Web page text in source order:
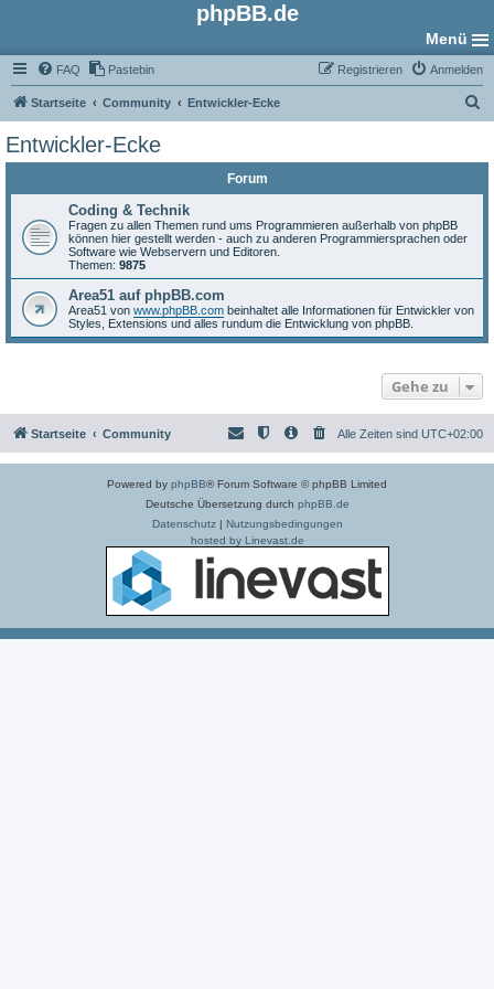
phpBB.de
Menü
FAQ Pastebin Anmelden
Registrieren
Startseite Community Entwickler-Ecke
Entwickler-Ecke
Forum
Coding & Technik
Fragen zu allen Themen rund ums Programmieren außerhalb von phpBB
können hier gestellt werden - auch zu anderen Programmiersprachen oder
Software wie Webservern und Editoren.
Themen: 9875
Area51 auf phpBB.com
Area51 von www.phpBB.com beinhaltet alle Informationen für Entwickler von
Styles, Extensions und alles rundum die Entwicklung von phpBB.
Gehe zu
Startseite Community Alle Zeiten sind UTC+02:00
Powered by phpBB® Forum Software © phpBB Limited
Deutsche Übersetzung durch phpBB.de
Datenschutz| Nutzungsbedingungen
hosted by Linevast.de